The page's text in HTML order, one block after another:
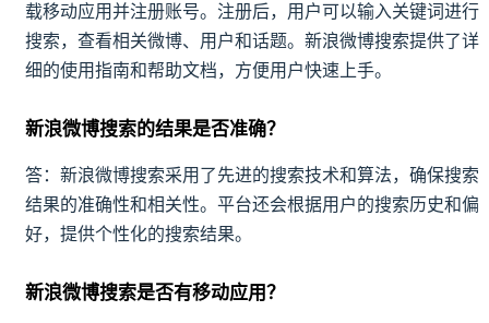
载移动应用并注册账号。注册后，用户可以输入关键词进行
搜索，查看相关微博、用户和话题。新浪微博搜索提供了详
细的使用指南和帮助文档，方便用户快速上手。
新浪微博搜索的结果是否准确？
答：新浪微博搜索采用了先进的搜索技术和算法，确保搜索
结果的准确性和相关性。平台还会根据用户的搜索历史和偏
好，提供个性化的搜索结果。
新浪微博搜索是否有移动应用？